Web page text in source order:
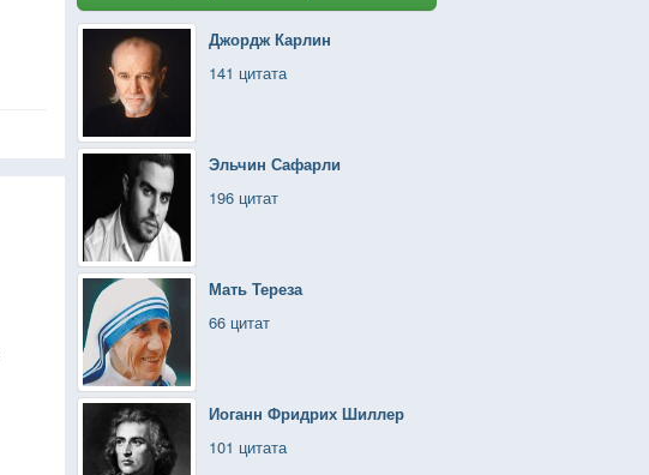
Джордж Карлин
141 цитата
Эльчин Сафарли
196 цитат
Мать Тереза
66 цитат
Иоганн Фридрих Шиллер
101 цитата